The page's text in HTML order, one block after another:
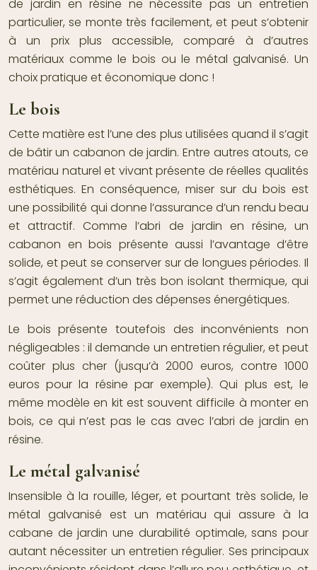
de jardin en résine ne nécessite pas un entretien
particulier, se monte très facilement, et peut s’obtenir
à un prix plus accessible, comparé à d’autres
matériaux comme le bois ou le métal galvanisé. Un
choix pratique et économique donc !
Le bois
Cette matière est l’une des plus utilisées quand il s’agit
de bâtir un cabanon de jardin. Entre autres atouts, ce
matériau naturel et vivant présente de réelles qualités
esthétiques. En conséquence, miser sur du bois est
une possibilité qui donne l’assurance d’un rendu beau
et attractif. Comme l’abri de jardin en résine, un
cabanon en bois présente aussi l’avantage d’être
solide, et peut se conserver sur de longues périodes. Il
s’agit également d’un très bon isolant thermique, qui
permet une réduction des dépenses énergétiques.
Le bois présente toutefois des inconvénients non
négligeables : il demande un entretien régulier, et peut
coûter plus cher (jusqu’à 2000 euros, contre 1000
euros pour la résine par exemple). Qui plus est, le
même modèle en kit est souvent difficile à monter en
bois, ce qui n’est pas le cas avec l’abri de jardin en
résine.
Le métal galvanisé
Insensible à la rouille, léger, et pourtant très solide, le
métal galvanisé est un matériau qui assure à la
cabane de jardin une durabilité optimale, sans pour
autant nécessiter un entretien régulier. Ses principaux